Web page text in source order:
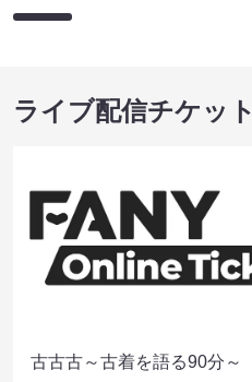
ライブ配信チケット
古古古～古着を語る90分～